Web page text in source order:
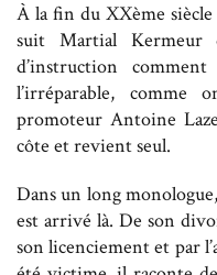
À la fin du XXème
suit Martial
d’instruction
l’irréparable,
promoteur Antoine
côte et revient seul.
Dans un long
est arrivé là. De son
son licenciement et par